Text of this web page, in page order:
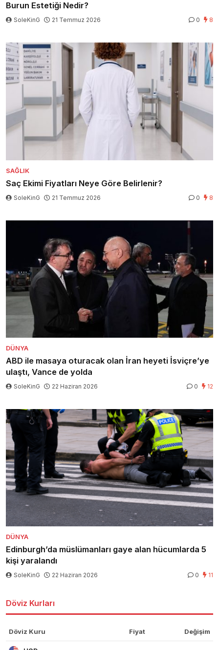
Burun Estetiği Nedir?
SoleKinG 21 Temmuz 2026 0 8
SAĞLIK
Saç Ekimi Fiyatları Neye Göre Belirlenir?
SoleKinG 21 Temmuz 2026 0 8
DÜNYA
ABD ile masaya oturacak olan İran heyeti İsviçre’ye
ulaştı, Vance de yolda
SoleKinG 22 Haziran 2026 0 12
DÜNYA
Edinburgh’da müslümanları gaye alan hücumlarda 5
kişi yaralandı
SoleKinG 22 Haziran 2026 0 11
Döviz Kurları
Döviz Kuru Fiyat Değişim